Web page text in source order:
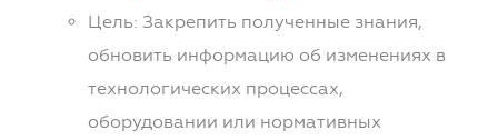
Цель: Закрепить полученные знания,
обновить информацию об изменениях в
технологических процессах,
оборудовании или нормативных